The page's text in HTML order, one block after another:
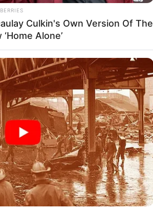
Lebih Modern, 7 Potret
Renovasi Rumah Berusia
Culkin's Own Version Of The
‘Home Alone’